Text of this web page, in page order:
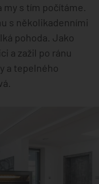
s tím počítáme.
s několikadenními
pohoda. Jako
a zažil po ránu
a tepelného